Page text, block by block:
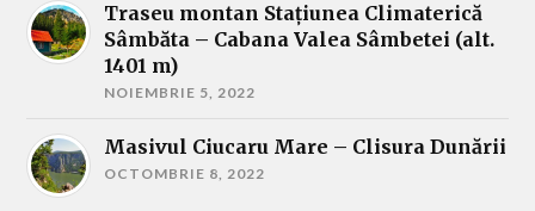
Traseu montan Stațiunea Climaterică
Sâmbăta – Cabana Valea Sâmbetei (alt.
1401 m)
NOIEMBRIE 5, 2022
Masivul Ciucaru Mare – Clisura Dunării
OCTOMBRIE 8, 2022